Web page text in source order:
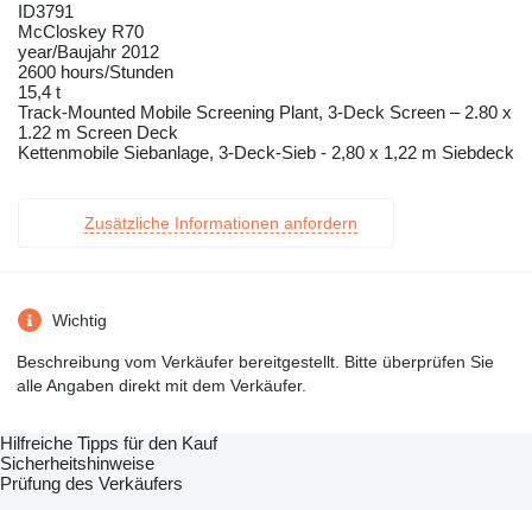
ID3791
McCloskey R70
year/Baujahr 2012
2600 hours/Stunden
15,4 t
Track-Mounted Mobile Screening Plant, 3-Deck Screen – 2.80 x
1.22 m Screen Deck
Kettenmobile Siebanlage, 3-Deck-Sieb - 2,80 x 1,22 m Siebdeck
Zusätzliche Informationen anfordern
Wichtig
Beschreibung vom Verkäufer bereitgestellt. Bitte überprüfen Sie
alle Angaben direkt mit dem Verkäufer.
Hilfreiche Tipps für den Kauf
Sicherheitshinweise
Prüfung des Verkäufers